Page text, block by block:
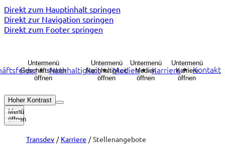
Direkt zum Hauptinhalt springen
Direkt zur Navigation springen
Direkt zum Footer springen
Untermenü
Geschäftsfelder
öffnen
Nachhaltigkeit
Untermenü
Nachhaltigkeit
öffnen
Medien
Untermenü
Medien
öffnen
Karriere
Untermenü
Karriere
öffnen
Kontakt
Hoher Kontrast
Menü
öffnen
Transdev Karriere Stellenangebote